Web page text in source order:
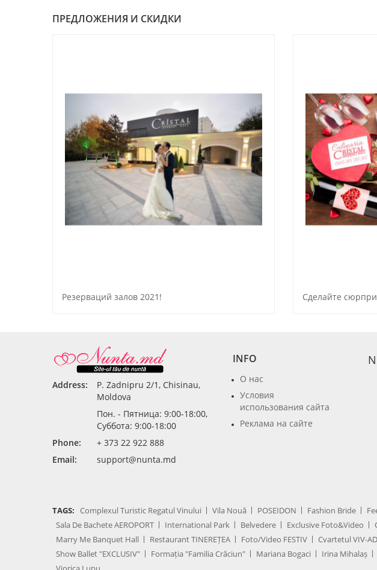
ПРЕДЛОЖЕНИЯ И СКИДКИ
Резерваций залов 2021!
Address:
P. Zadnipru 2/1, Chisinau,
Moldova
Пон. - Пятница: 9:00-18:00,
Суббота: 9:00-18:00
Phone:
+ 373 22 922 888
Email:
support@nunta.md
INFO
О нас
Условия
использования сайта
Реклама на сайте
TAGS: Complexul Turistic Regatul Vinului Vila Nouă POSEIDON Fashion Bride
Sala De Bachete AEROPORT
International Park Belvedere Exclusive Foto&Video
Marry Me Banquet Hall
Restaurant TINEREȚEA Foto/Video FESTIV Cvartetul VIV-
Show Ballet "EXCLUSIV"
Formația "Familia Crăciun" Mariana Bogaci Irina Mihalaș